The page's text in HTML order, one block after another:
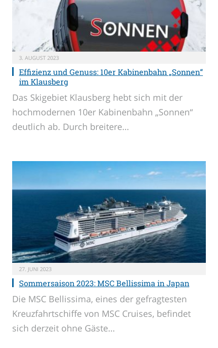
3. AUGUST 2023
Effizienz und Genuss: 10er Kabinenbahn „Sonnen“
im Klausberg
Das Skigebiet Klausberg hebt sich mit der
hochmodernen 10er Kabinenbahn „Sonnen“
deutlich ab. Durch breitere…
27. JUNI 2023
Sommersaison 2023: MSC Bellissima in Japan
Die MSC Bellissima, eines der gefragtesten
Kreuzfahrtschiffe von MSC Cruises, befindet
sich derzeit ohne Gäste…